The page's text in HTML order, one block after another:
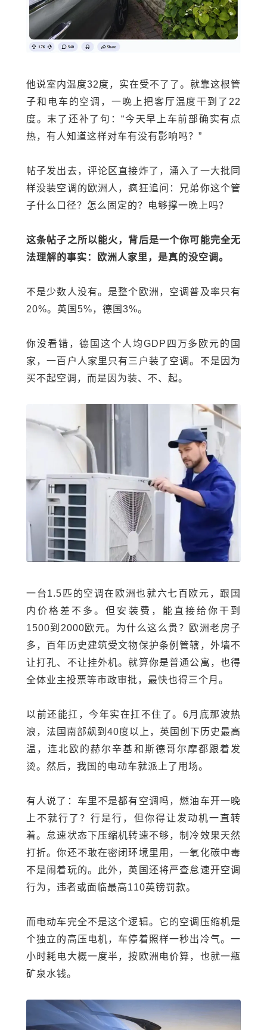
他说室内温度32度，实在受不了了。就靠这根管
子和电车的空调，一晚上把客厅温度干到了22
度。末了还补了句：“今天早上车前部确实有点
热，有人知道这样对车有没有影响吗？”
帖子发出去，评论区直接炸了，涌入了一大批同
样没装空调的欧洲人，疯狂追问：兄弟你这个管
子什么口径？怎么固定的？电够撑一晚上吗？
这条帖子之所以能火，背后是一个你可能完全无
法理解的事实：欧洲人家里，是真的没空调。
不是少数人没有。是整个欧洲，空调普及率只有
20%。英国5%，德国3%。
你没看错，德国这个人均GDP四万多欧元的国
家，一百户人家里只有三户装了空调。不是因为
买不起空调，而是因为装、不、起。
一台1.5匹的空调在欧洲也就六七百欧元，跟国
内价格差不多。但安装费，能直接给你干到
1500到2000欧元。为什么这么贵？欧洲老房子
多，百年历史建筑受文物保护条例管辖，外墙不
让打孔、不让挂外机。就算你是普通公寓，也得
全体业主投票等市政审批，最快也得三个月。
以前还能扛，今年实在扛不住了。6月底那波热
浪，法国南部飙到40度以上，英国创下历史最高
温，连北欧的赫尔辛基和斯德哥尔摩都跟着发
烫。然后，我国的电动车就派上了用场。
有人说了：车里不是都有空调吗，燃油车开一晚
上不就行了？行是行，但你得让发动机一直转
着。怠速状态下压缩机转速不够，制冷效果天然
打折。你还不敢在密闭环境里用，一氧化碳中毒
不是闹着玩的。此外，英国还将严查怠速开空调
行为，违者或面临最高110英镑罚款。
而电动车完全不是这个逻辑。它的空调压缩机是
个独立的高压电机，车停着照样一秒出冷气。一
小时耗电大概一度半，按欧洲电价算，也就一瓶
矿泉水钱。